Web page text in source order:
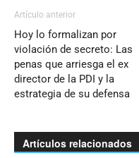
Artículo anterior
Hoy lo formalizan por
violación de secreto: Las
penas que arriesga el ex
director de la PDI y la
estrategia de su defensa
Artículos relacionados